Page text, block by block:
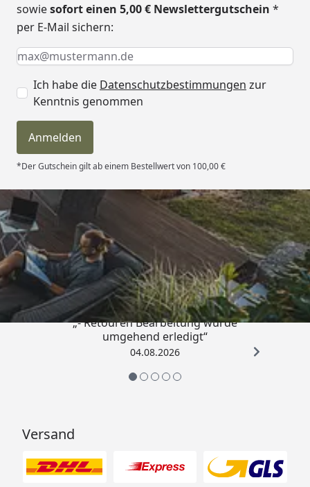
sowiesofort einen 5,00 € Newslettergutschein *
per E-Mail sichern:
Keine Eingabe erforderlich
Eingabe erforderlich
E-Mail *
Ich habe die Datenschutzbestimmungen zur
Kenntnis genommen
Anmelden
*Der Gutschein gilt ab einem Bestellwert von 100,00 €
Trusted Shops
4,81/ 5
„- Retouren Bearbeitung wurde
umgehend erledigt“
04.08.2026
Versand